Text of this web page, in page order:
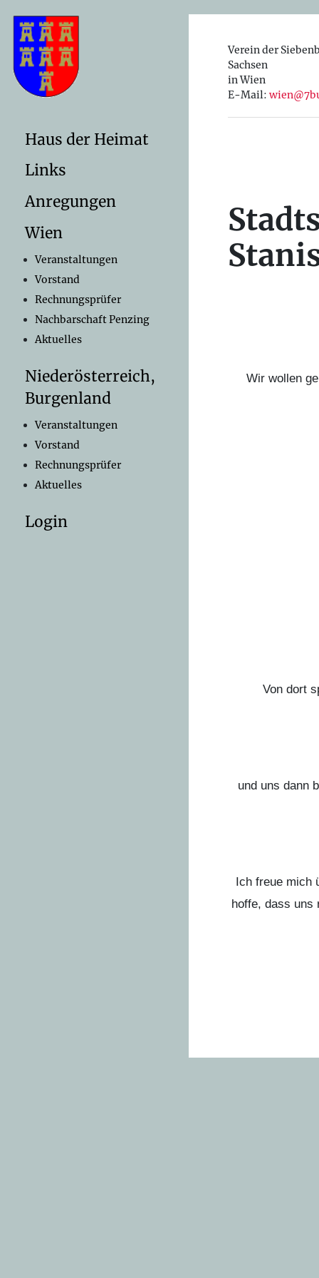
Haus der Heimat
Links
Anregungen
Wien
Veranstaltungen
Vorstand
Rechnungsprüfer
Nachbarschaft Penzing
Aktuelles
Niederösterreich,
Burgenland
Veranstaltungen
Vorstand
Rechnungsprüfer
Aktuelles
Login
Verein der
Sachsen
in Wien
E-Mail:
Wir wollen
Von dort
und uns dann
Ich freue mich
hoffe, dass uns